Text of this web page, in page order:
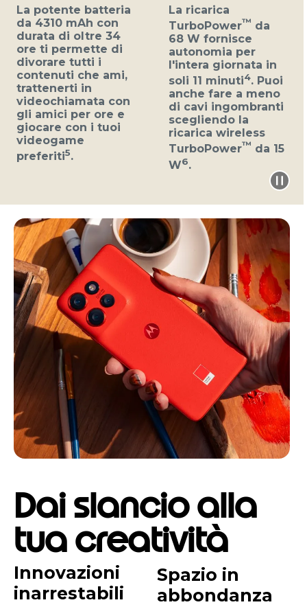
La potente batteria
da 4310 mAh con
durata di oltre 34
ore ti permette di
divorare tutti i
contenuti che ami,
trattenerti in
videochiamata con
gli amici per ore e
giocare con i tuoi
videogame
preferiti5.
La ricarica
TurboPower™ da
68 W fornisce
autonomia per
l'intera giornata in
soli 11 minuti4. Puoi
anche fare a meno
di cavi ingombranti
scegliendo la
ricarica wireless
TurboPower™ da 15
W6.
Dai slancio alla
tua creatività
Innovazioni
inarrestabili
Spazio in
abbondanza